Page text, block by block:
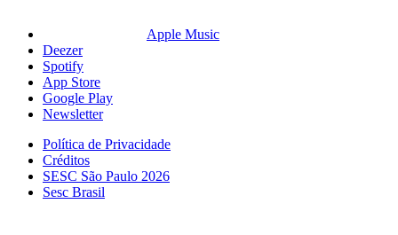
Apple Music
Deezer
Spotify
App Store
Google Play
Newsletter
Política de Privacidade
Créditos
SESC São Paulo 2026
Sesc Brasil